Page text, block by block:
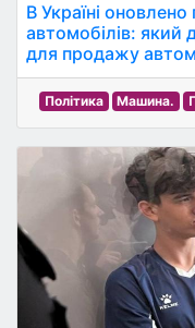
В Україні
автомобілів: який
для продажу
Політика Машина.